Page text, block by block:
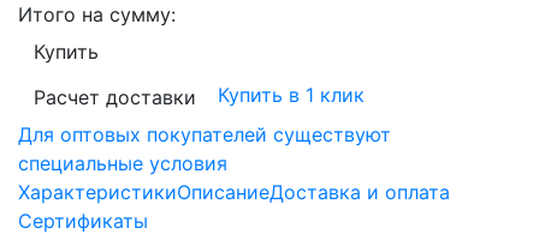
Итого на сумму:
Купить
Расчет доставки
Купить в 1 клик
Для оптовых покупателей существуют
специальные условия
ХарактеристикиОписаниеДоставка и оплата
Сертификаты